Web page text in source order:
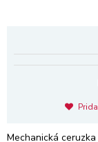
Mechanická